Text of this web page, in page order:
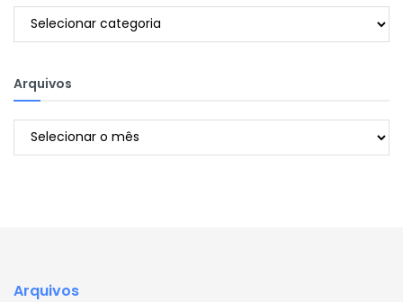
Categorias
Arquivos
Arquivos
Arquivos